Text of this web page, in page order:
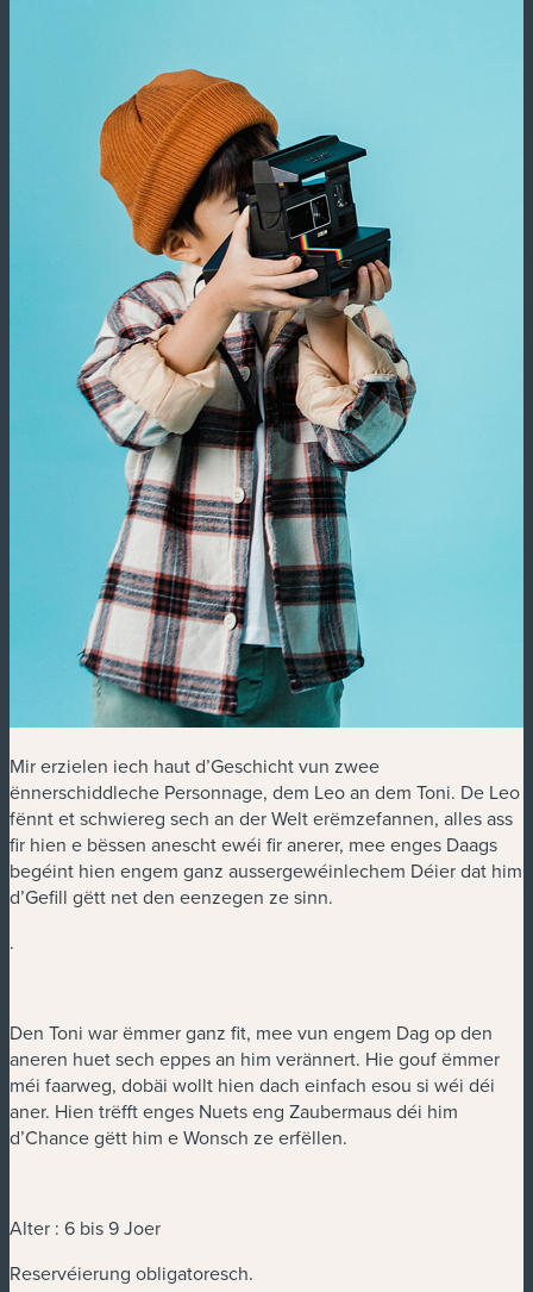
Mir erzielen iech haut d’Geschicht vun zwee
ënnerschiddleche Personnage, dem Leo an dem Toni. De Leo
fënnt et schwiereg sech an der Welt erëmzefannen, alles ass
fir hien e bëssen anescht ewéi fir anerer, mee enges Daags
begéint hien engem ganz aussergewéinlechem Déier dat him
d’Gefill gëtt net den eenzegen ze sinn.
.
Den Toni war ëmmer ganz fit, mee vun engem Dag op den
aneren huet sech eppes an him verännert. Hie gouf ëmmer
méi faarweg, dobäi wollt hien dach einfach esou si wéi déi
aner. Hien trëfft enges Nuets eng Zaubermaus déi him
d’Chance gëtt him e Wonsch ze erfëllen.
Alter : 6 bis 9 Joer
Reservéierung obligatoresch.